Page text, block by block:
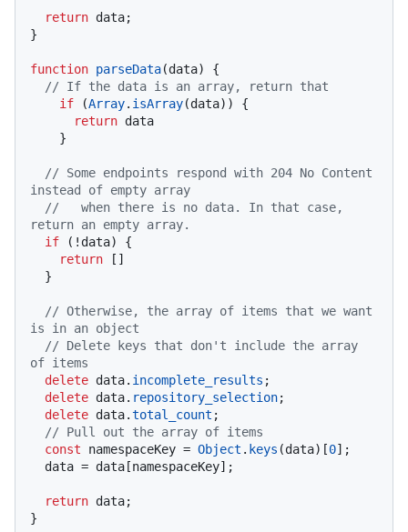
return data;
}
function parseData(data) {
// If the data is an array, return that
if (Array. isArray(data)) {
return data
// Some endpoints respond with 204 No Content
instead of empty array
//   when there is no data. In that case,
return an empty array.
if (!data) {
return []
// Otherwise, the array of items that we want
is in an object
// Delete keys that don't include the array
of items
delete data. incomplete_results ;
delete data. repository_selection;
delete data.total_count ;
// Pull out the array of items
const namespaceKey = Object . keys (data)[0];
return data;
}